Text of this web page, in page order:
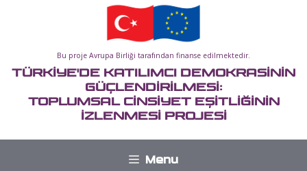
Bu proje Avrupa Birliği tarafından finanse edilmektedir.
TÜRKİYE'DE KATILIMCI DEMOKRASİNİN
GÜÇLENDİRİLMESİ:
TOPLUMSAL CİNSİYET EŞİTLİĞİNİN
İZLENMESİ PROJESİ
Menu